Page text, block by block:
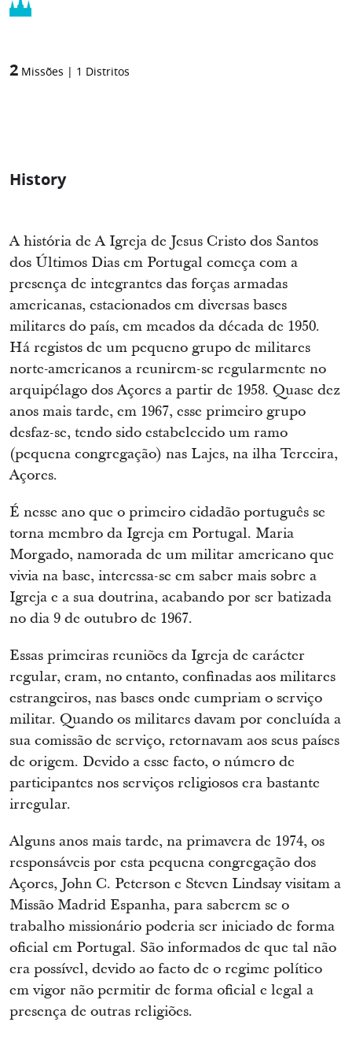
2 Missões | 1 Distritos
History
A história de A Igreja de Jesus Cristo dos Santos
dos Últimos Dias em Portugal começa com a
presença de integrantes das forças armadas
americanas, estacionados em diversas bases
militares do país, em meados da década de 1950.
Há registos de um pequeno grupo de militares
norte-americanos a reunirem-se regularmente no
arquipélago dos Açores a partir de 1958. Quase dez
anos mais tarde, em 1967, esse primeiro grupo
desfaz-se, tendo sido estabelecido um ramo
(pequena congregação) nas Lajes, na ilha Terceira,
Açores.
É nesse ano que o primeiro cidadão português se
torna membro da Igreja em Portugal. Maria
Morgado, namorada de um militar americano que
vivia na base, interessa-se em saber mais sobre a
Igreja e a sua doutrina, acabando por ser batizada
no dia 9 de outubro de 1967.
Essas primeiras reuniões da Igreja de carácter
regular, eram, no entanto, confinadas aos militares
estrangeiros, nas bases onde cumpriam o serviço
militar. Quando os militares davam por concluída a
sua comissão de serviço, retornavam aos seus países
de origem. Devido a esse facto, o número de
participantes nos serviços religiosos era bastante
irregular.
Alguns anos mais tarde, na primavera de 1974, os
responsáveis por esta pequena congregação dos
Açores, John C. Peterson e Steven Lindsay visitam a
Missão Madrid Espanha, para saberem se o
trabalho missionário poderia ser iniciado de forma
oficial em Portugal. São informados de que tal não
era possível, devido ao facto de o regime político
em vigor não permitir de forma oficial e legal a
presença de outras religiões.